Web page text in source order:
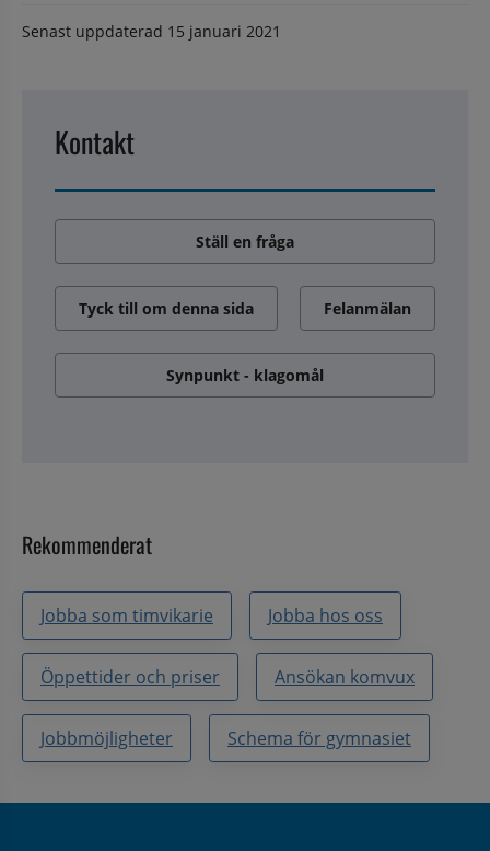
Senast uppdaterad 15 januari 2021
Kontakt
Ställ en fråga
Tyck till om denna sida Felanmälan
Synpunkt - klagomål
Rekommenderat
Jobba som timvikarie Jobba hos oss
Öppettider och priser Ansökan komvux
Jobbmöjligheter Schema för gymnasiet